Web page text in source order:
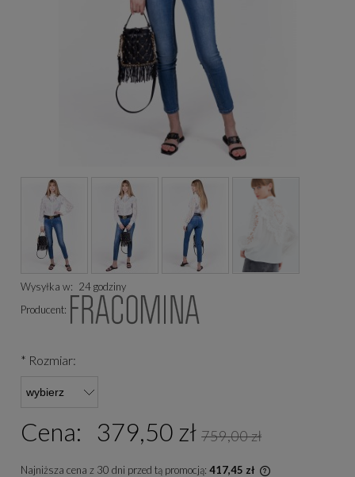
Wysyłka w: 24 godziny
Producent:
* Rozmiar:
Cena: 379,50 zł 759,00 zł
Najniższa cena z 30 dni przed tą promocją: 417,45 zł